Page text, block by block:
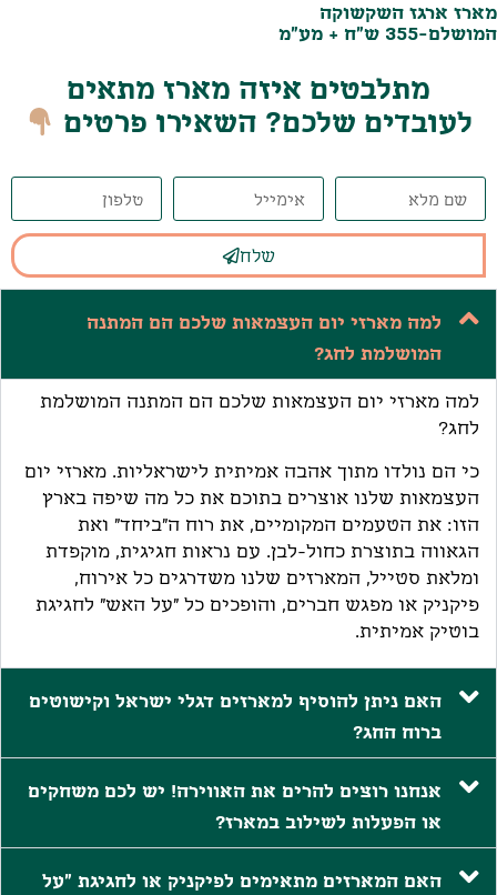
מארז ארגז השקשוקה
המושלם-355 ש"ח + מע"מ
מתלבטים איזה מארז מתאים
לעובדים שלכם? השאירו פרטים
שלח
למה מארזי יום העצמאות שלכם הם המתנה
המושלמת לחג?
למה מארזי יום העצמאות שלכם הם המתנה המושלמת
לחג?
כי הם נולדו מתוך אהבה אמיתית לישראליות. מארזי יום
העצמאות שלנו אוצרים בתוכם את כל מה שיפה בארץ
הזו: את הטעמים המקומיים, את רוח ה"ביחד" ואת
הגאווה בתוצרת כחול-לבן. עם נראות חגיגית, מוקפדת
ומלאת סטייל, המארזים שלנו משדרגים כל אירוח,
פיקניק או מפגש חברים, והופכים כל "על האש" לחגיגת
בוטיק אמיתית.
האם ניתן להוסיף למארזים דגלי ישראל וקישוטים
ברוח החג?
אנחנו רוצים להרים את האווירה! יש לכם משחקים
או הפעלות לשילוב במארז?
האם המארזים מתאימים לפיקניק או לחגיגת "על